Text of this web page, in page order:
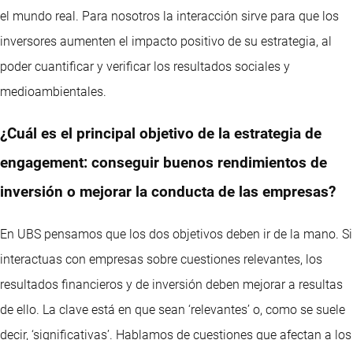
el mundo real. Para nosotros la interacción sirve para que los
inversores aumenten el impacto positivo de su estrategia, al
poder cuantificar y verificar los resultados sociales y
medioambientales.
¿Cuál es el principal objetivo de la estrategia de
engagement: conseguir buenos rendimientos de
inversión o mejorar la conducta de las empresas?
En UBS pensamos que los dos objetivos deben ir de la mano. Si
interactuas con empresas sobre cuestiones relevantes, los
resultados financieros y de inversión deben mejorar a resultas
de ello. La clave está en que sean ‘relevantes’ o, como se suele
decir, ‘significativas’. Hablamos de cuestiones que afectan a los